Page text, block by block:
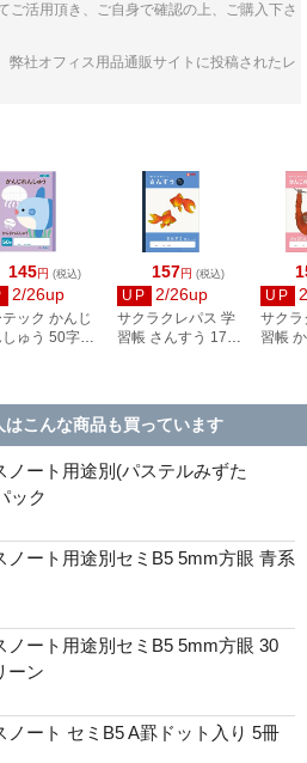
ご活用頂き、ご自身で確認の上、ご購入下さ
弊社オフィス用品通販サイトに投稿されたレ
145円 (税込)
2/26up
ック かんじ
ゅう 50字
157円 (税込)
UP 2/26up
サクラクレパス 学
習帳 さんすう 17マ
UP
サクラ
習帳
はこんな商品も買っています
ノート用途別(パステルみずた
ック
ノート用途別セミB5 5mm方眼 青系
ノート用途別セミB5 5mm方眼 30
ーン
ノート セミB5 A罫ドット入り 5冊